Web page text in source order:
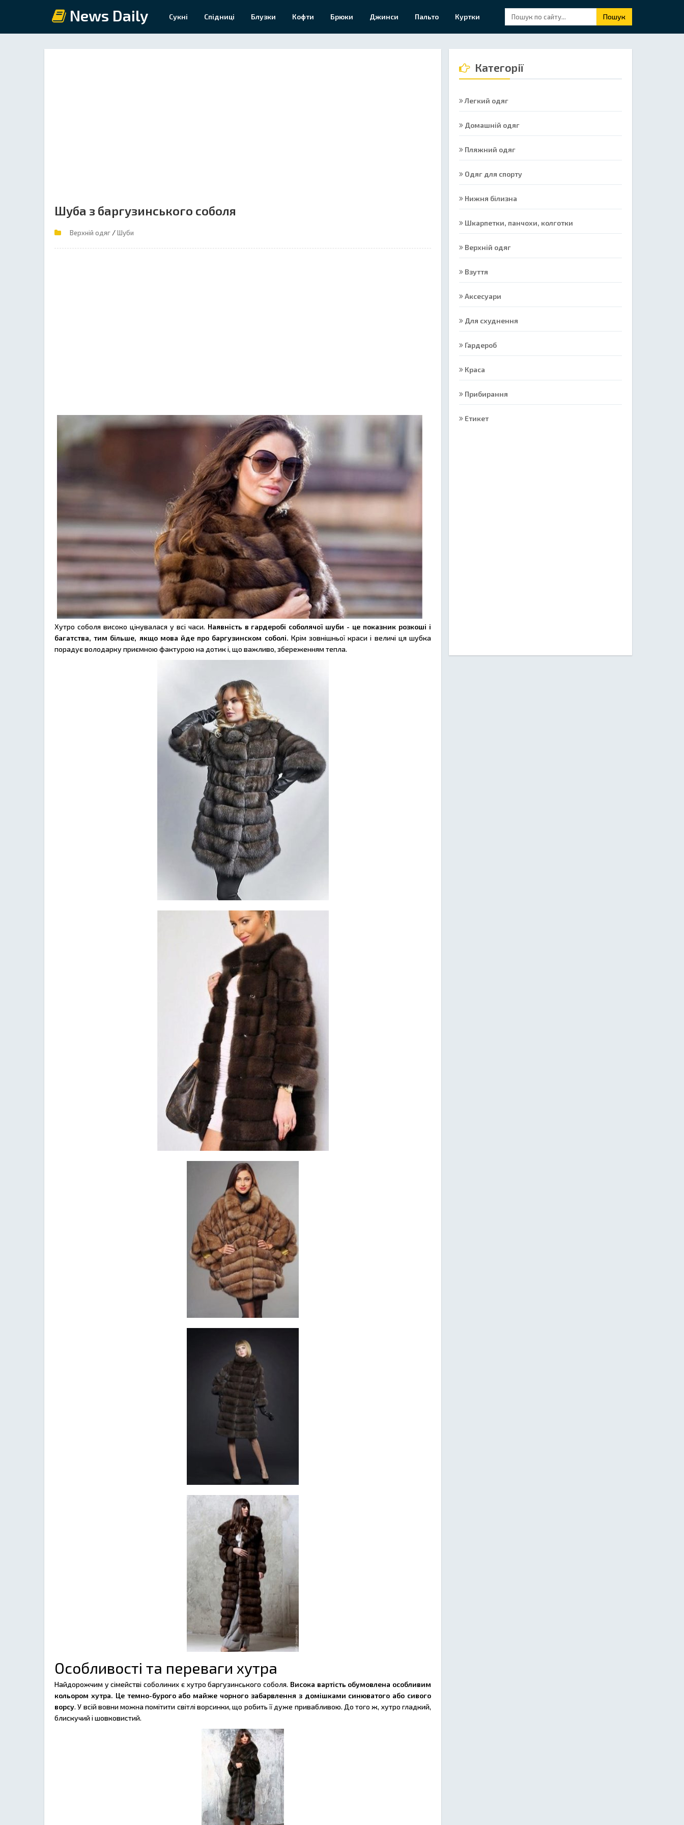
News Daily Сукні Спідниці Блузки Кофти Брюки Джинси Пальто Куртки Пошук
Шуба з баргузинського соболя
Верхній одяг /Шуби
Хутро соболя високо цінувалася у всі часи. Наявність в гардеробі соболячої шуби - це показник розкоші і
багатства, тим більше, якщо мова йде про баргузинском соболі. Крім зовнішньої краси і величі ця шубка
порадує володарку приємною фактурою на дотик і, що важливо, збереженням тепла.
Особливості та переваги хутра
Найдорожчим у сімействі соболиних є хутро баргузинського соболя. Висока вартість обумовлена особливим
кольором хутра. Це темно-бурого або майже чорного забарвлення з домішками синюватого або сивого
ворсу. У всій вовни можна помітити світлі ворсинки, що робить її дуже привабливою. До того ж, хутро гладкий,
блискучий і шовковистий.
Категорії
Легкий одяг
Домашній одяг
Пляжний одяг
Одяг для спорту
Нижня білизна
Шкарпетки, панчохи, колготки
Верхній одяг
Взуття
Аксесуари
Для схуднення
Гардероб
Краса
Прибирання
Етикет